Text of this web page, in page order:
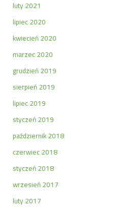
luty 2021
lipiec 2020
kwiecień 2020
marzec 2020
grudzień 2019
sierpień 2019
lipiec 2019
styczeń 2019
październik 2018
czerwiec 2018
styczeń 2018
wrzesień 2017
luty 2017